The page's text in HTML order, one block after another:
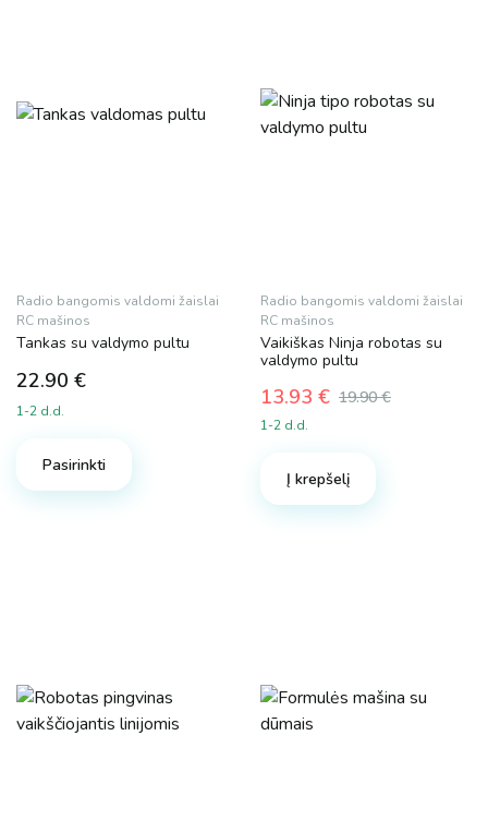
Radio bangomis valdomi žaislai
RC mašinos
Tankas su valdymo pultu
22.90 €
1-2 d.d.
Pasirinkti
Radio bangomis valdomi žaislai
RC mašinos
Vaikiškas Ninja robotas su
valdymo pultu
19.90€
Original
price
19.90 €.
13.93 €
Current
price
13.93 €.
1-2 d.d.
Į krepšelį